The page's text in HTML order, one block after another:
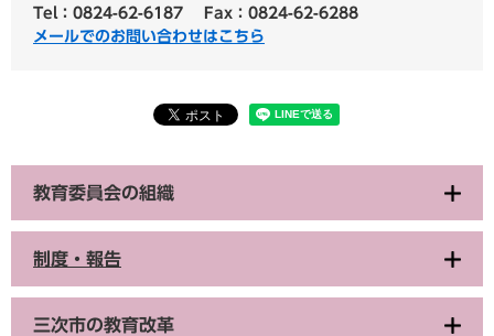
Tel：0824-62-6187
Fax：0824-62-6288
メールでのお問い合わせはこちら
教育委員会の組織
制度・報告
三次市の教育改革